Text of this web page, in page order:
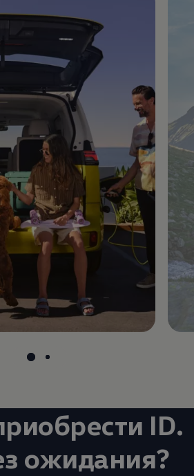
ID.
ожидания?